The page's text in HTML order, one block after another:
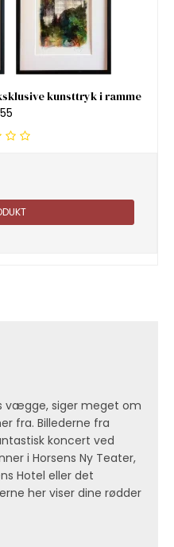
kunsttryk i ramme
vægge, siger meget om
fra. Billederne fra
koncert ved
i Horsens Ny Teater,
Hotel eller det
her viser dine rødder